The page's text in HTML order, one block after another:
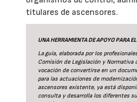
titulares de ascensores.
UNA HERRAMIENTA DE APOYO PARA
La guía, elaborada por los
Comisión de Legislación y Normativa
vocación de convertirse en un
para las actuaciones de
ascensores existente, ya está
consulta y desarrolla los diferentes